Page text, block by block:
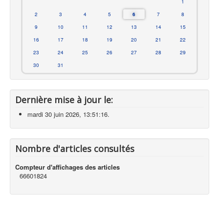
1
2
3 4 5 6 7
8
9
10 11 12 13 14
15
16
17 18 19 20 21
22
23
24 25 26 27 28
29
30
31
Dernière mise à jour le:
mardi 30 juin 2026, 13:51:16.
Nombre d'articles consultés
Compteur d'affichages des articles
66601824